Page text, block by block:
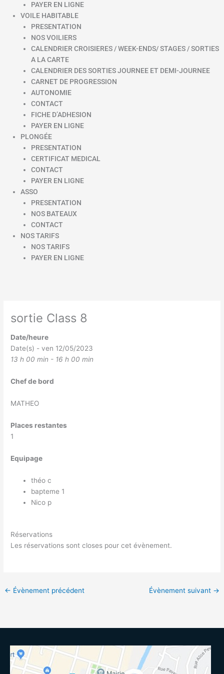
PAYER EN LIGNE
VOILE HABITABLE
PRESENTATION
NOS VOILIERS
CALENDRIER CROISIERES / WEEK-ENDS/ STAGES / SORTIES
A LA CARTE
CALENDRIER DES SORTIES JOURNEE ET DEMI-JOURNEE
CARNET DE PROGRESSION
AUTONOMIE
CONTACT
FICHE D’ADHESION
PAYER EN LIGNE
PLONGÉE
PRESENTATION
CERTIFICAT MEDICAL
CONTACT
PAYER EN LIGNE
ASSO
PRESENTATION
NOS BATEAUX
CONTACT
NOS TARIFS
NOS TARIFS
PAYER EN LIGNE
sortie Class 8
Date/heure
Date(s) - ven 12/05/2023
13 h 00 min - 16 h 00 min
Chef de bord
MATHEO
Places restantes
1
Equipage
théo c
bapteme 1
Nico p
Réservations
Les réservations sont closes pour cet évènement.
← Évènement précédent Évènement suivant →